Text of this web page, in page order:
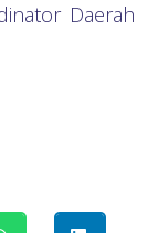
Daerah